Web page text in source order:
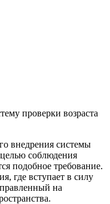
внедрения системы
соблюдения
подобное требование.
где вступает в силу
на